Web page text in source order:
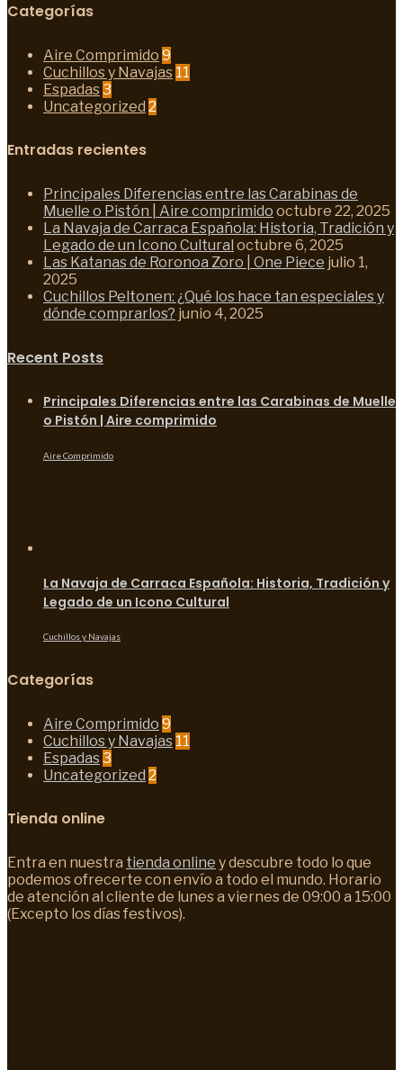
Categorías
Aire Comprimido 9
Cuchillos y Navajas 11
Espadas3
Uncategorized 2
Entradas recientes
Principales Diferencias entre las Carabinas de
Muelle o Pistón | Aire comprimido octubre 22, 2025
La Navaja de Carraca Española: Historia, Tradición y
Legado de un Icono Cultural octubre 6, 2025
Las Katanas de Roronoa Zoro | One Piece julio 1,
2025
Cuchillos Peltonen: ¿Qué los hace tan especiales y
dónde comprarlos? junio 4, 2025
Recent Posts
Principales Diferencias entre las Carabinas de Muelle
o Pistón | Aire comprimido
Aire Comprimido
La Navaja de Carraca Española: Historia, Tradición y
Legado de un Icono Cultural
Cuchillos y Navajas
Categorías
Aire Comprimido 9
Cuchillos y Navajas 11
Espadas3
Uncategorized 2
Tienda online
Entra en nuestra tienda online y descubre todo lo que
podemos ofrecerte con envío a todo el mundo. Horario
de atención al cliente de lunes a viernes de 09:00 a 15:00
(Excepto los días festivos).